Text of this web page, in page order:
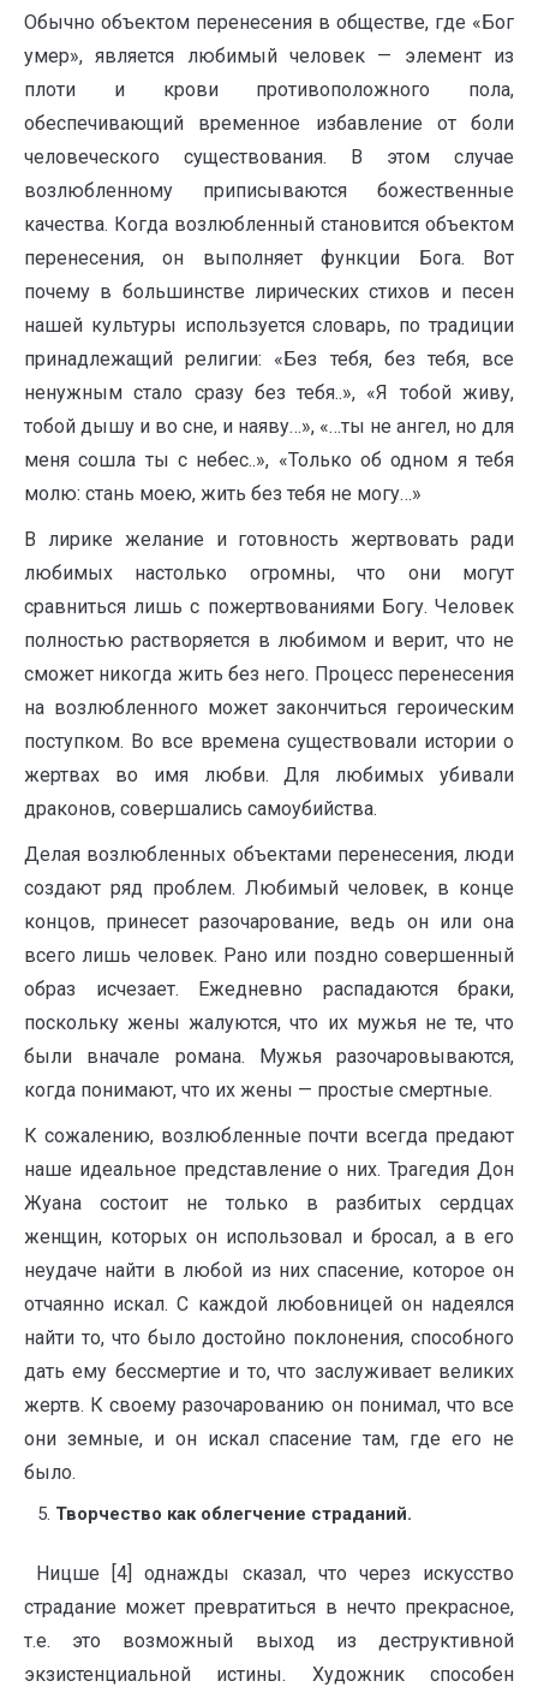
Обычно объектом перенесения в обществе, где «Бог
умер», является любимый человек — элемент из
плоти и крови противоположного пола,
обеспечивающий временное избавление от боли
человеческого существования. В этом случае
возлюбленному приписываются божественные
качества. Когда возлюбленный становится объектом
перенесения, он выполняет функции Бога. Вот
почему в большинстве лирических стихов и песен
нашей культуры используется словарь, по традиции
принадлежащий религии: «Без тебя, без тебя, все
ненужным стало сразу без тебя..», «Я тобой живу,
тобой дышу и во сне, и наяву…», «…ты не ангел, но для
меня сошла ты с небес..», «Только об одном я тебя
молю: стань моею, жить без тебя не могу…»
В лирике желание и готовность жертвовать ради
любимых настолько огромны, что они могут
сравниться лишь с пожертвованиями Богу. Человек
полностью растворяется в любимом и верит, что не
сможет никогда жить без него. Процесс перенесения
на возлюбленного может закончиться героическим
поступком. Во все времена существовали истории о
жертвах во имя любви. Для любимых убивали
драконов, совершались самоубийства.
Делая возлюбленных объектами перенесения, люди
создают ряд проблем. Любимый человек, в конце
концов, принесет разочарование, ведь он или она
всего лишь человек. Рано или поздно совершенный
образ исчезает. Ежедневно распадаются браки,
поскольку жены жалуются, что их мужья не те, что
были вначале романа. Мужья разочаровываются,
когда понимают, что их жены — простые смертные.
К сожалению, возлюбленные почти всегда предают
наше идеальное представление о них. Трагедия Дон
Жуана состоит не только в разбитых сердцах
женщин, которых он использовал и бросал, а в его
неудаче найти в любой из них спасение, которое он
отчаянно искал. С каждой любовницей он надеялся
найти то, что было достойно поклонения, способного
дать ему бессмертие и то, что заслуживает великих
жертв. К своему разочарованию он понимал, что все
они земные, и он искал спасение там, где его не
было.
Творчество как облегчение страданий.
Ницше [4] однажды сказал, что через искусство
страдание может превратиться в нечто прекрасное,
т.е. это возможный выход из деструктивной
экзистенциальной истины. Художник способен